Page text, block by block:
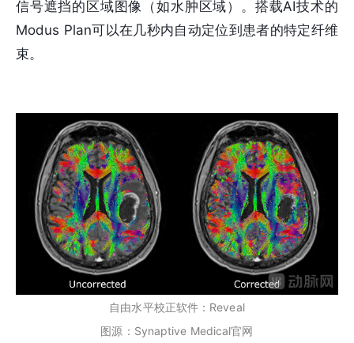
信号遮挡的区域图像（如水肿区域）。搭载AI技术的
Modus Plan可以在几秒内自动定位到患者的特定纤维
束。
自由水平校正软件：Reveal
图源：Synaptive Medical官网